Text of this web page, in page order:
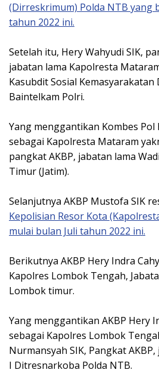
(Dirreskrimum) Polda NTB yang
tahun 2022 ini.
Setelah itu, Hery Wahyudi SIK,
jabatan lama Kapolresta
Kasubdit Sosial Kemasyarakatan
Baintelkam Polri.
Yang menggantikan Kombes Pol
sebagai Kapolresta Mataram
pangkat AKBP, jabatan lama
Timur (Jatim).
Selanjutnya AKBP Mustofa SIK
Kepolisian Resor Kota
mulai bulan Juli tahun 2022 ini.
Berikutnya AKBP Hery Indra
Kapolres Lombok Tengah,
Lombok timur.
Yang menggantikan AKBP Hery
sebagai Kapolres Lombok
Nurmansyah SIK, Pangkat
I Ditresnarkoba Polda NTB.